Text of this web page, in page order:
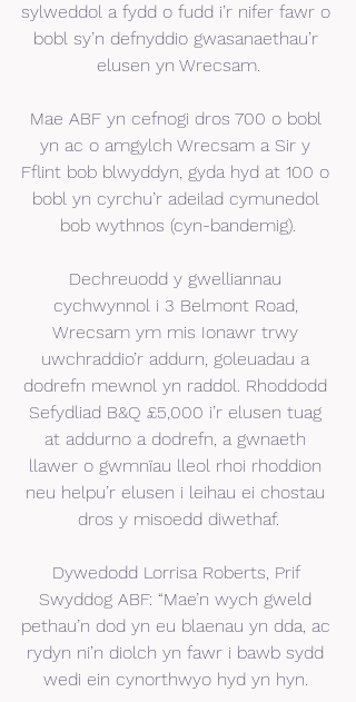
sylweddol a fydd o fudd i’r nifer fawr o
bobl sy’n defnyddio gwasanaethau’r
elusen yn Wrecsam.
Mae ABF yn cefnogi dros 700 o bobl
yn ac o amgylch Wrecsam a Sir y
Fflint bob blwyddyn, gyda hyd at 100 o
bobl yn cyrchu’r adeilad cymunedol
bob wythnos (cyn-bandemig).
Dechreuodd y gwelliannau
cychwynnol i 3 Belmont Road,
Wrecsam ym mis Ionawr trwy
uwchraddio’r addurn, goleuadau a
dodrefn mewnol yn raddol. Rhoddodd
Sefydliad B&Q £5,000 i’r elusen tuag
at addurno a dodrefn, a gwnaeth
llawer o gwmnïau lleol rhoi rhoddion
neu helpu’r elusen i leihau ei chostau
dros y misoedd diwethaf.
Dywedodd Lorrisa Roberts, Prif
Swyddog ABF: “Mae’n wych gweld
pethau’n dod yn eu blaenau yn dda, ac
rydyn ni’n diolch yn fawr i bawb sydd
wedi ein cynorthwyo hyd yn hyn.